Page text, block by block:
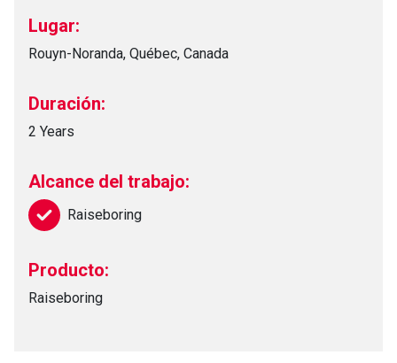
Lugar:
Rouyn-Noranda, Québec, Canada
Duración:
2 Years
Alcance del trabajo:
Raiseboring
Producto:
Raiseboring